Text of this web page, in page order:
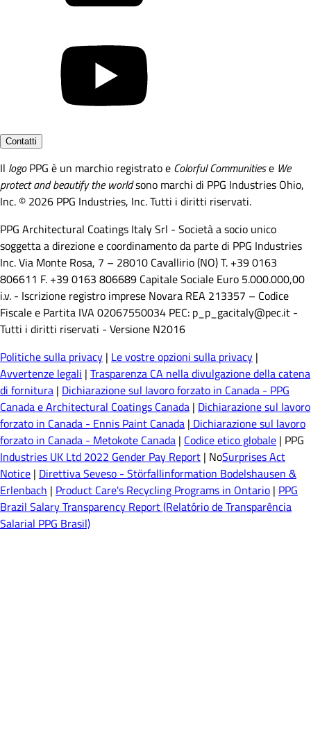
Contatti
Il logoPPG è un marchio registrato e Colorful Communitiese We
protect and beautify the worldsono marchi di PPG Industries Ohio,
Inc. © 2026 PPG Industries, Inc. Tutti i diritti riservati.
PPG Architectural Coatings Italy Srl - Società a socio unico
soggetta a direzione e coordinamento da parte di PPG Industries
Inc. Via Monte Rosa, 7 – 28010 Cavallirio (NO) T. +39 0163
806611 F. +39 0163 806689 Capitale Sociale Euro 5.000.000,00
i.v. - Iscrizione registro imprese Novara REA 213357 – Codice
Fiscale e Partita IVA 02067550034 PEC: p_p_gacitaly@pec.it -
Tutti i diritti riservati - Versione N2016
Politiche sulla privacy | Le vostre opzioni sulla privacy |
Avvertenze legali | Trasparenza CA nella divulgazione della catena
di fornitura | Dichiarazione sul lavoro forzato in Canada - PPG
Canada e Architectural Coatings Canada | Dichiarazione sul lavoro
forzato in Canada - Ennis Paint Canada | Dichiarazione sul lavoro
forzato in Canada - Metokote Canada | Codice etico globale | PPG
Industries UK Ltd 2022 Gender Pay Report | NoSurprises Act
Notice | Direttiva Seveso - Störfallinformation Bodelshausen &
Erlenbach | Product Care's Recycling Programs in Ontario | PPG
Brazil Salary Transparency Report (Relatório de Transparência
Salarial PPG Brasil)